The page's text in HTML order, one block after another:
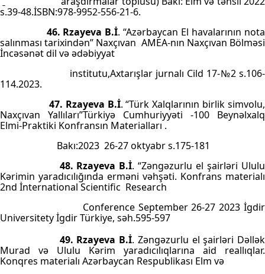
s.39-48.İSBN:978-9952-556-21-6.
46. Rzayeva B.İ. “Azərbaycan El havalarının nota
salınması tarixindən” Naxçıvan AMEA-nın Naxçıvan Bölməsi
İncəsənət dil və ədəbiyyat
institutu,Axtarışlar jurnalı Cild 17-№2 s.106-
114.2023.
47. Rzayeva B.İ. “Türk Xalqlarının birlik simvolu,
Naxçıvan Yallıları”Türkiyə Cumhuriyyəti -100 Beynəlxalq
Elmi-Praktiki Konfransın Materialları .
Bakı:2023 26-27 oktyabr s.175-181
48. Rzayeva B.İ. “Zəngəzurlu el şairləri Ululu
Kərimin yaradıcılığında erməni vəhşəti. Konfrans materialı
2nd İnternational Scientific Research
Conference September 26-27 2023 İgdir
Universitety İgdir Türkiye, səh.595-597
49. Rzayeva B.İ. Zəngəzurlu el şairləri Dəllək
Murad və Ululu Kərim yaradıcılıqlarına aid reallıqlar.
Konqres materialı Azərbaycan Respublikası Elm və